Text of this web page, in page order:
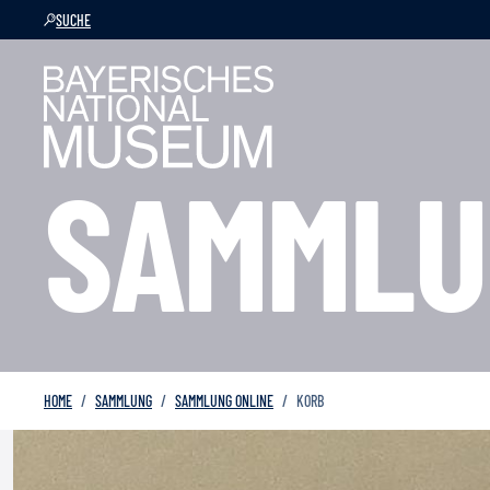
SUCHE
HOME SAMMLUNG SAMMLUNG ONLINE KORB